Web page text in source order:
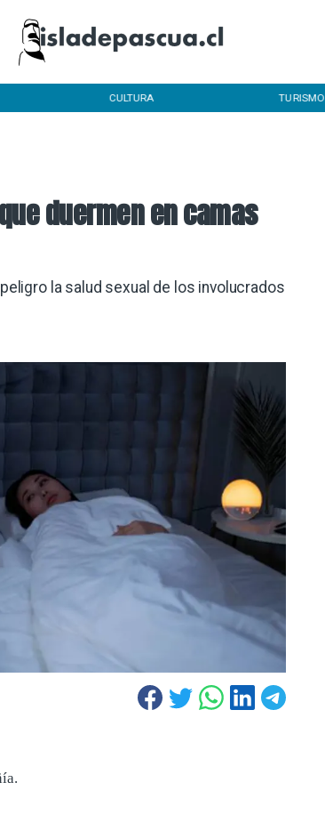
CULTURA TURISMO
duermen en camas
la salud sexual de los involucrados